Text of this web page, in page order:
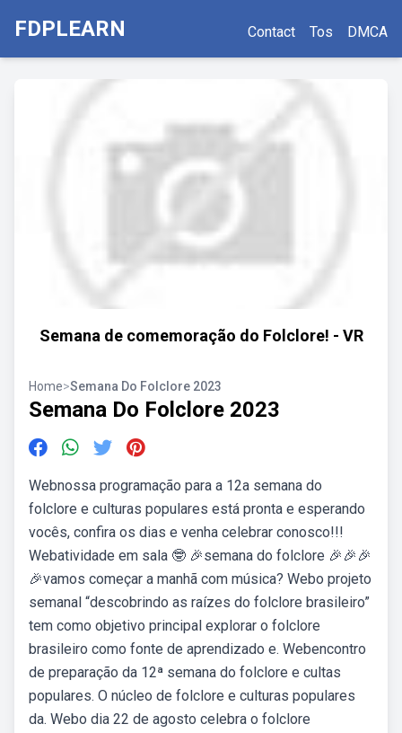
FDPLEARN Contact Tos DMCA
Semana de comemoração do Folclore! - VR
Home>Semana Do Folclore 2023
Semana Do Folclore 2023
Webnossa programação para a 12a semana do
folclore e culturas populares está pronta e esperando
vocês, confira os dias e venha celebrar conosco!!!
Webatividade em sala 🤓 🎉semana do folclore 🎉🎉🎉
🎉vamos começar a manhã com música? Webo projeto
semanal “descobrindo as raízes do folclore brasileiro”
tem como objetivo principal explorar o folclore
brasileiro como fonte de aprendizado e. Webencontro
de preparação da 12ª semana do folclore e cultas
populares. O núcleo de folclore e culturas populares
da. Webo dia 22 de agosto celebra o folclore